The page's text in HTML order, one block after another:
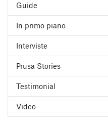
Guide
In primo piano
Interviste
Prusa Stories
Testimonial
Video